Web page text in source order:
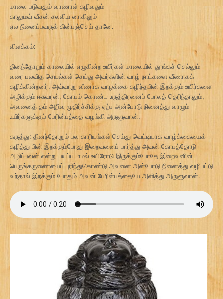
மாலை படுவதும் வாணாள் கழிவதும்
காலுமவ் வீசன் சலவிய னாகிலும்
ஏல நினைப்பவருக் கின்பஞ்செய் தானே.
விளக்கம்:
தினந்தோறும் காலையில் எழுகின்ற உயிர்கள் மாலையில் தூங்கச் செல்லும்
வரை பலவித செயல்கள் செய்து அவர்களின் வாழ் நாட்களை வீணாகக்
கழிக்கின்றனர். அவ்வாறு வீணாக வாழ்க்கை கழிந்தபின் இறக்கும் உயிர்களை
அழிக்கும் ஈசுவரன், கோபம் கொண்ட உருத்திரனைப் போலத் தெரிந்தாலும்,
அவனைத் தம் அறிவு முதிர்ச்சிக்கு ஏற்ப அன்போடு நினைத்து வாழும்
உயிர்களுக்குப் பேரின்பத்தை வழங்கி அருளுவான்.
கருத்து: தினந்தோறும் பல காரியங்கள் செய்து வெட்டியாக வாழ்க்கையைக்
கழித்து பின் இறக்கும்போது இறைவனைப் பார்த்து அவன் கோபத்தோடு
அழிப்பவன் என்று பயப்படாமல் உயிரோடு இருக்கும்போதே இறைவனின்
பெருங்கருணையைப் புரிந்துகொண்டு அவனை அன்போடு நினைத்து வழிபட்டு
வந்தால் இறக்கும் போதும் அவன் பேரின்பத்தையே அளித்து அருளுவான்.